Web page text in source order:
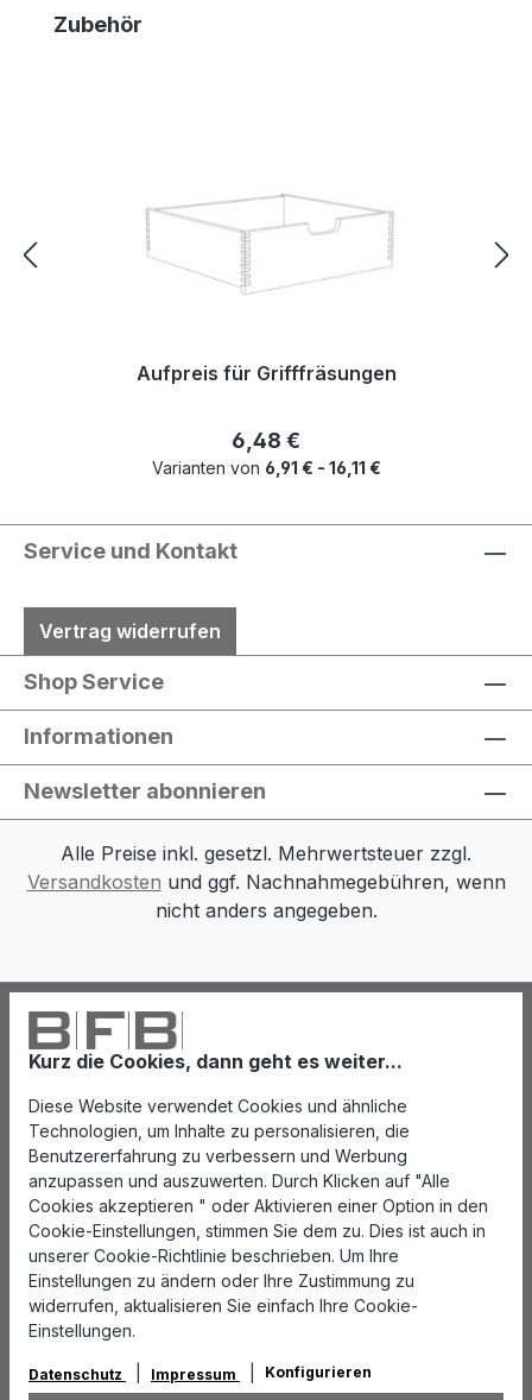
Kurz die Cookies, dann geht es weiter...
Diese Website verwendet Cookies und ähnliche
Technologien, um Inhalte zu personalisieren, die
Benutzererfahrung zu verbessern und Werbung
anzupassen und auszuwerten. Durch Klicken auf "Alle
Cookies akzeptieren " oder Aktivieren einer Option in den
Cookie-Einstellungen, stimmen Sie dem zu. Dies ist auch in
unserer Cookie-Richtlinie beschrieben. Um Ihre
Einstellungen zu ändern oder Ihre Zustimmung zu
widerrufen, aktualisieren Sie einfach Ihre Cookie-
Einstellungen.
Datenschutz Impressum Konfigurieren
Produktgalerie überspringen
Zubehör
Aufpreis für Grifffräsungen
Regulärer Preis:
6,48 €
Varianten von 6,91 € - 16,11 €
Service und Kontakt
Vertrag widerrufen
Shop Service
Informationen
Newsletter abonnieren
Alle Preise inkl. gesetzl. Mehrwertsteuer zzgl.
Versandkosten und ggf. Nachnahmegebühren, wenn
nicht anders angegeben.